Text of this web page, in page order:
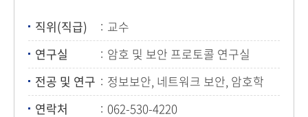
직위(직급)
교수
연구실
암호 및 보안 프로토콜 연구실
전공 및 연구
정보보안, 네트워크 보안, 암호학
연락처
062-530-4220